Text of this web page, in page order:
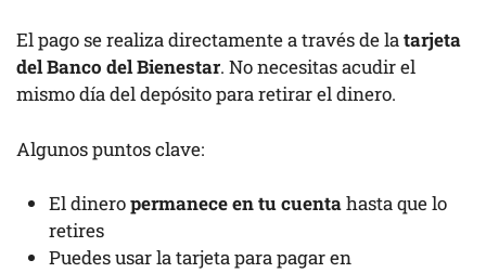
El pago se realiza directamente a través de latarjeta
del Banco del Bienestar. No necesitas acudir el
mismo día del depósito para retirar el dinero.
Algunos puntos clave:
El dineropermanece en tu cuentahasta que lo
retires
Puedes usar la tarjeta para pagar en